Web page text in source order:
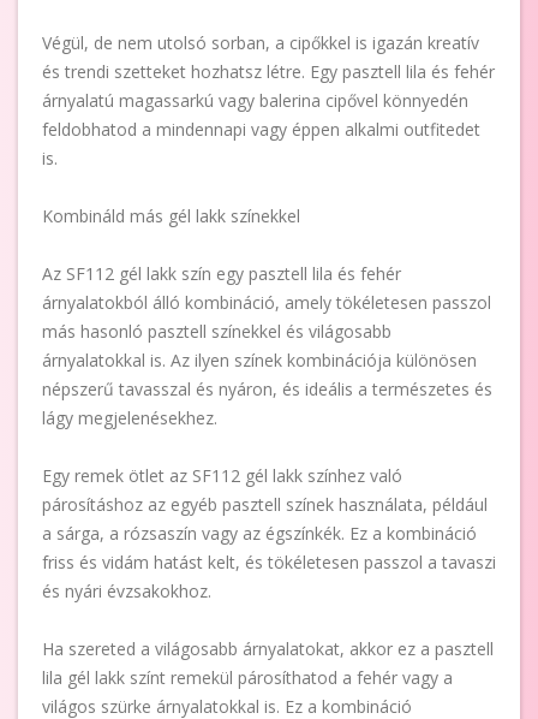
Végül, de nem utolsó sorban, a cipőkkel is igazán kreatív
és trendi szetteket hozhatsz létre. Egy pasztell lila és fehér
árnyalatú magassarkú vagy balerina cipővel könnyedén
feldobhatod a mindennapi vagy éppen alkalmi outfitedet
is.
Kombináld más gél lakk színekkel
Az SF112 gél lakk szín egy pasztell lila és fehér
árnyalatokból álló kombináció, amely tökéletesen passzol
más hasonló pasztell színekkel és világosabb
árnyalatokkal is. Az ilyen színek kombinációja különösen
népszerű tavasszal és nyáron, és ideális a természetes és
lágy megjelenésekhez.
Egy remek ötlet az SF112 gél lakk színhez való
párosításhoz az egyéb pasztell színek használata, például
a sárga, a rózsaszín vagy az égszínkék. Ez a kombináció
friss és vidám hatást kelt, és tökéletesen passzol a tavaszi
és nyári évzsakokhoz.
Ha szereted a világosabb árnyalatokat, akkor ez a pasztell
lila gél lakk színt remekül párosíthatod a fehér vagy a
világos szürke árnyalatokkal is. Ez a kombináció